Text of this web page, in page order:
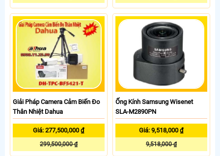
Giải Pháp Camera Cảm Biến Đo
Thân Nhiệt Dahua
Giá: 277,500,000 ₫
299,500,000 ₫
Ống Kính Samsung Wisenet
SLA-M2890PN
Giá: 9,518,000 ₫
9,518,000 ₫